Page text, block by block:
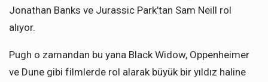
Jonathan Banks ve Jurassic Park’tan Sam Neill rol
alıyor.
Pugh o zamandan bu yana Black Widow, Oppenheimer
ve Dune gibi filmlerde rol alarak büyük bir yıldız haline